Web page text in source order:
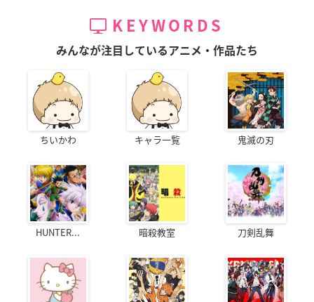
KEYWORDS
みんなが注目しているアニメ・作品たち
ちいかわ キャラ一覧 鬼滅の刃
HUNTER... 暗殺教室 刀剣乱舞